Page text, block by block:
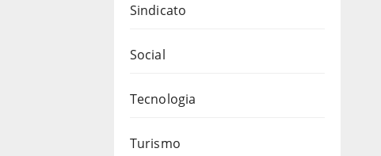
Sindicato
Social
Tecnologia
Turismo